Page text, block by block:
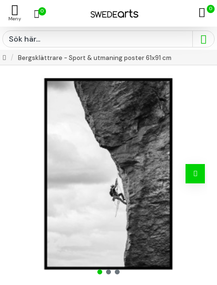
0 0
Bergsklättrare - Sport & utmaning poster 61x91 cm